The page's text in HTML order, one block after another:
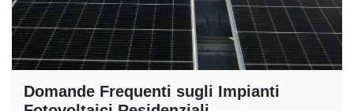
Domande Frequenti sugli Impianti